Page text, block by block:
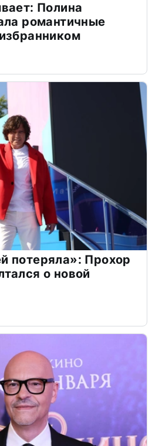
Полина
романтичные
потеряла»: Прохор
о новой